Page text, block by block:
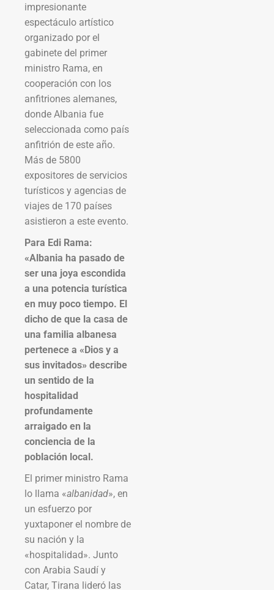
impresionante
espectáculo artístico
organizado por el
gabinete del primer
ministro Rama, en
cooperación con los
anfitriones alemanes,
donde Albania fue
seleccionada como país
anfitrión de este año.
Más de 5800
expositores de servicios
turísticos y agencias de
viajes de 170 países
asistieron a este evento.
Para Edi Rama:
«Albania ha pasado de
ser una joya escondida
a una potencia turística
en muy poco tiempo. El
dicho de que la casa de
una familia albanesa
pertenece a «Dios y a
sus invitados» describe
un sentido de la
hospitalidad
profundamente
arraigado en la
conciencia de la
población local.
El primer ministro Rama
lo llama «albanidad», en
un esfuerzo por
yuxtaponer el nombre de
su nación y la
«hospitalidad». Junto
con Arabia Saudí y
Catar, Tirana lideró las